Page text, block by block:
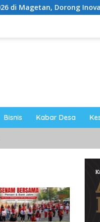
Inovasi untuk Masa
Bisnis Kabar Desa